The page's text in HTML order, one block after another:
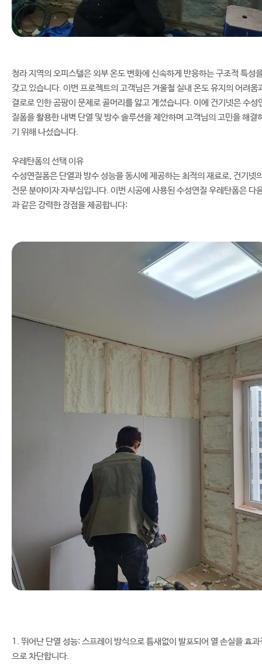
청라 지역의 오피스텔은 외부 온도 변화에 신속하게 반응하는 구조적 특성
갖고 있습니다. 이번 프로젝트의 고객님은 겨울철 실내 온도 유지의 어려움
결로로 인한 곰팡이 문제로 골머리를 앓고 계셨습니다. 이에 건기넷은 수성
질폼을 활용한 내벽 단열 및 방수 솔루션을 제안하며 고객님의 고민을 해결
기 위해 나섰습니다.
우레탄폼의 선택 이유
수성연질폼은 단열과 방수 성능을 동시에 제공하는 최적의 재료로, 건기넷
전문 분야이자 자부심입니다. 이번 시공에 사용된 수성연질 우레탄폼은 다
과 같은 강력한 장점을 제공합니다:
1. 뛰어난 단열 성능: 스프레이 방식으로 틈새없이 발포되어 열 손실을 효과
으로 차단합니다.